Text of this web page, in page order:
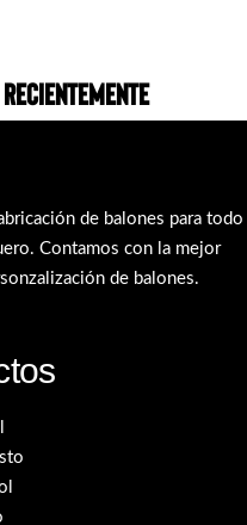
de balones para todo
Contamos con la mejor
de balones.